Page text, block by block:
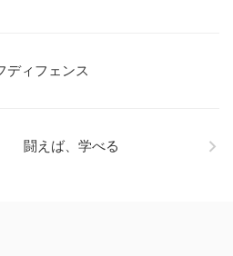
ディフェンス
闘えば、学べる